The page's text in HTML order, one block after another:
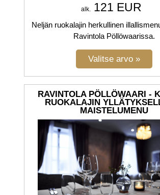
alk. 121 EUR
Neljän ruokalajin herkullinen
Ravintola Pöllöwaarissa.
RAVINTOLA PÖLLÖWAARI -
RUOKALAJIN
MAISTELUMENU